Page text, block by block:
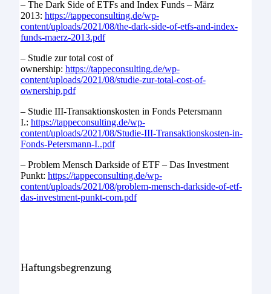
– The Dark Side of ETFs and Index Funds – März
2013: https://tappeconsulting.de/wp-
content/uploads/2021/08/the-dark-side-of-etfs-and-index-
funds-maerz-2013.pdf
– Studie zur total cost of
ownership: https://tappeconsulting.de/wp-
content/uploads/2021/08/studie-zur-total-cost-of-
ownership.pdf
– Studie III-Transaktionskosten in Fonds Petersmann
I.: https://tappeconsulting.de/wp-
content/uploads/2021/08/Studie-III-Transaktionskosten-in-
Fonds-Petersmann-I..pdf
– Problem Mensch Darkside of ETF – Das Investment
Punkt: https://tappeconsulting.de/wp-
content/uploads/2021/08/problem-mensch-darkside-of-etf-
das-investment-punkt-com.pdf
Haftungs­­­­­begrenzung